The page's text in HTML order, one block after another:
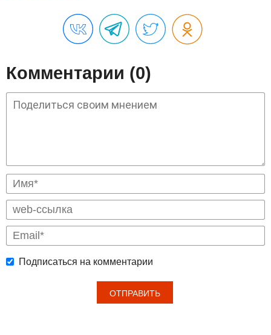
Комментарии (0)
Подписаться на комментарии